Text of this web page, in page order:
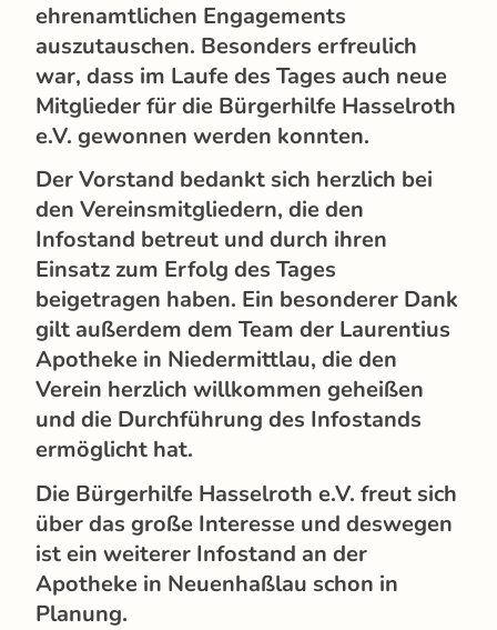
ehrenamtlichen Engagements
auszutauschen. Besonders erfreulich
war, dass im Laufe des Tages auch neue
Mitglieder für die Bürgerhilfe Hasselroth
e.V. gewonnen werden konnten.
Der Vorstand bedankt sich herzlich bei
den Vereinsmitgliedern, die den
Infostand betreut und durch ihren
Einsatz zum Erfolg des Tages
beigetragen haben. Ein besonderer Dank
gilt außerdem dem Team der Laurentius
Apotheke in Niedermittlau, die den
Verein herzlich willkommen geheißen
und die Durchführung des Infostands
ermöglicht hat.
Die Bürgerhilfe Hasselroth e.V. freut sich
über das große Interesse und deswegen
ist ein weiterer Infostand an der
Apotheke in Neuenhaßlau schon in
Planung.